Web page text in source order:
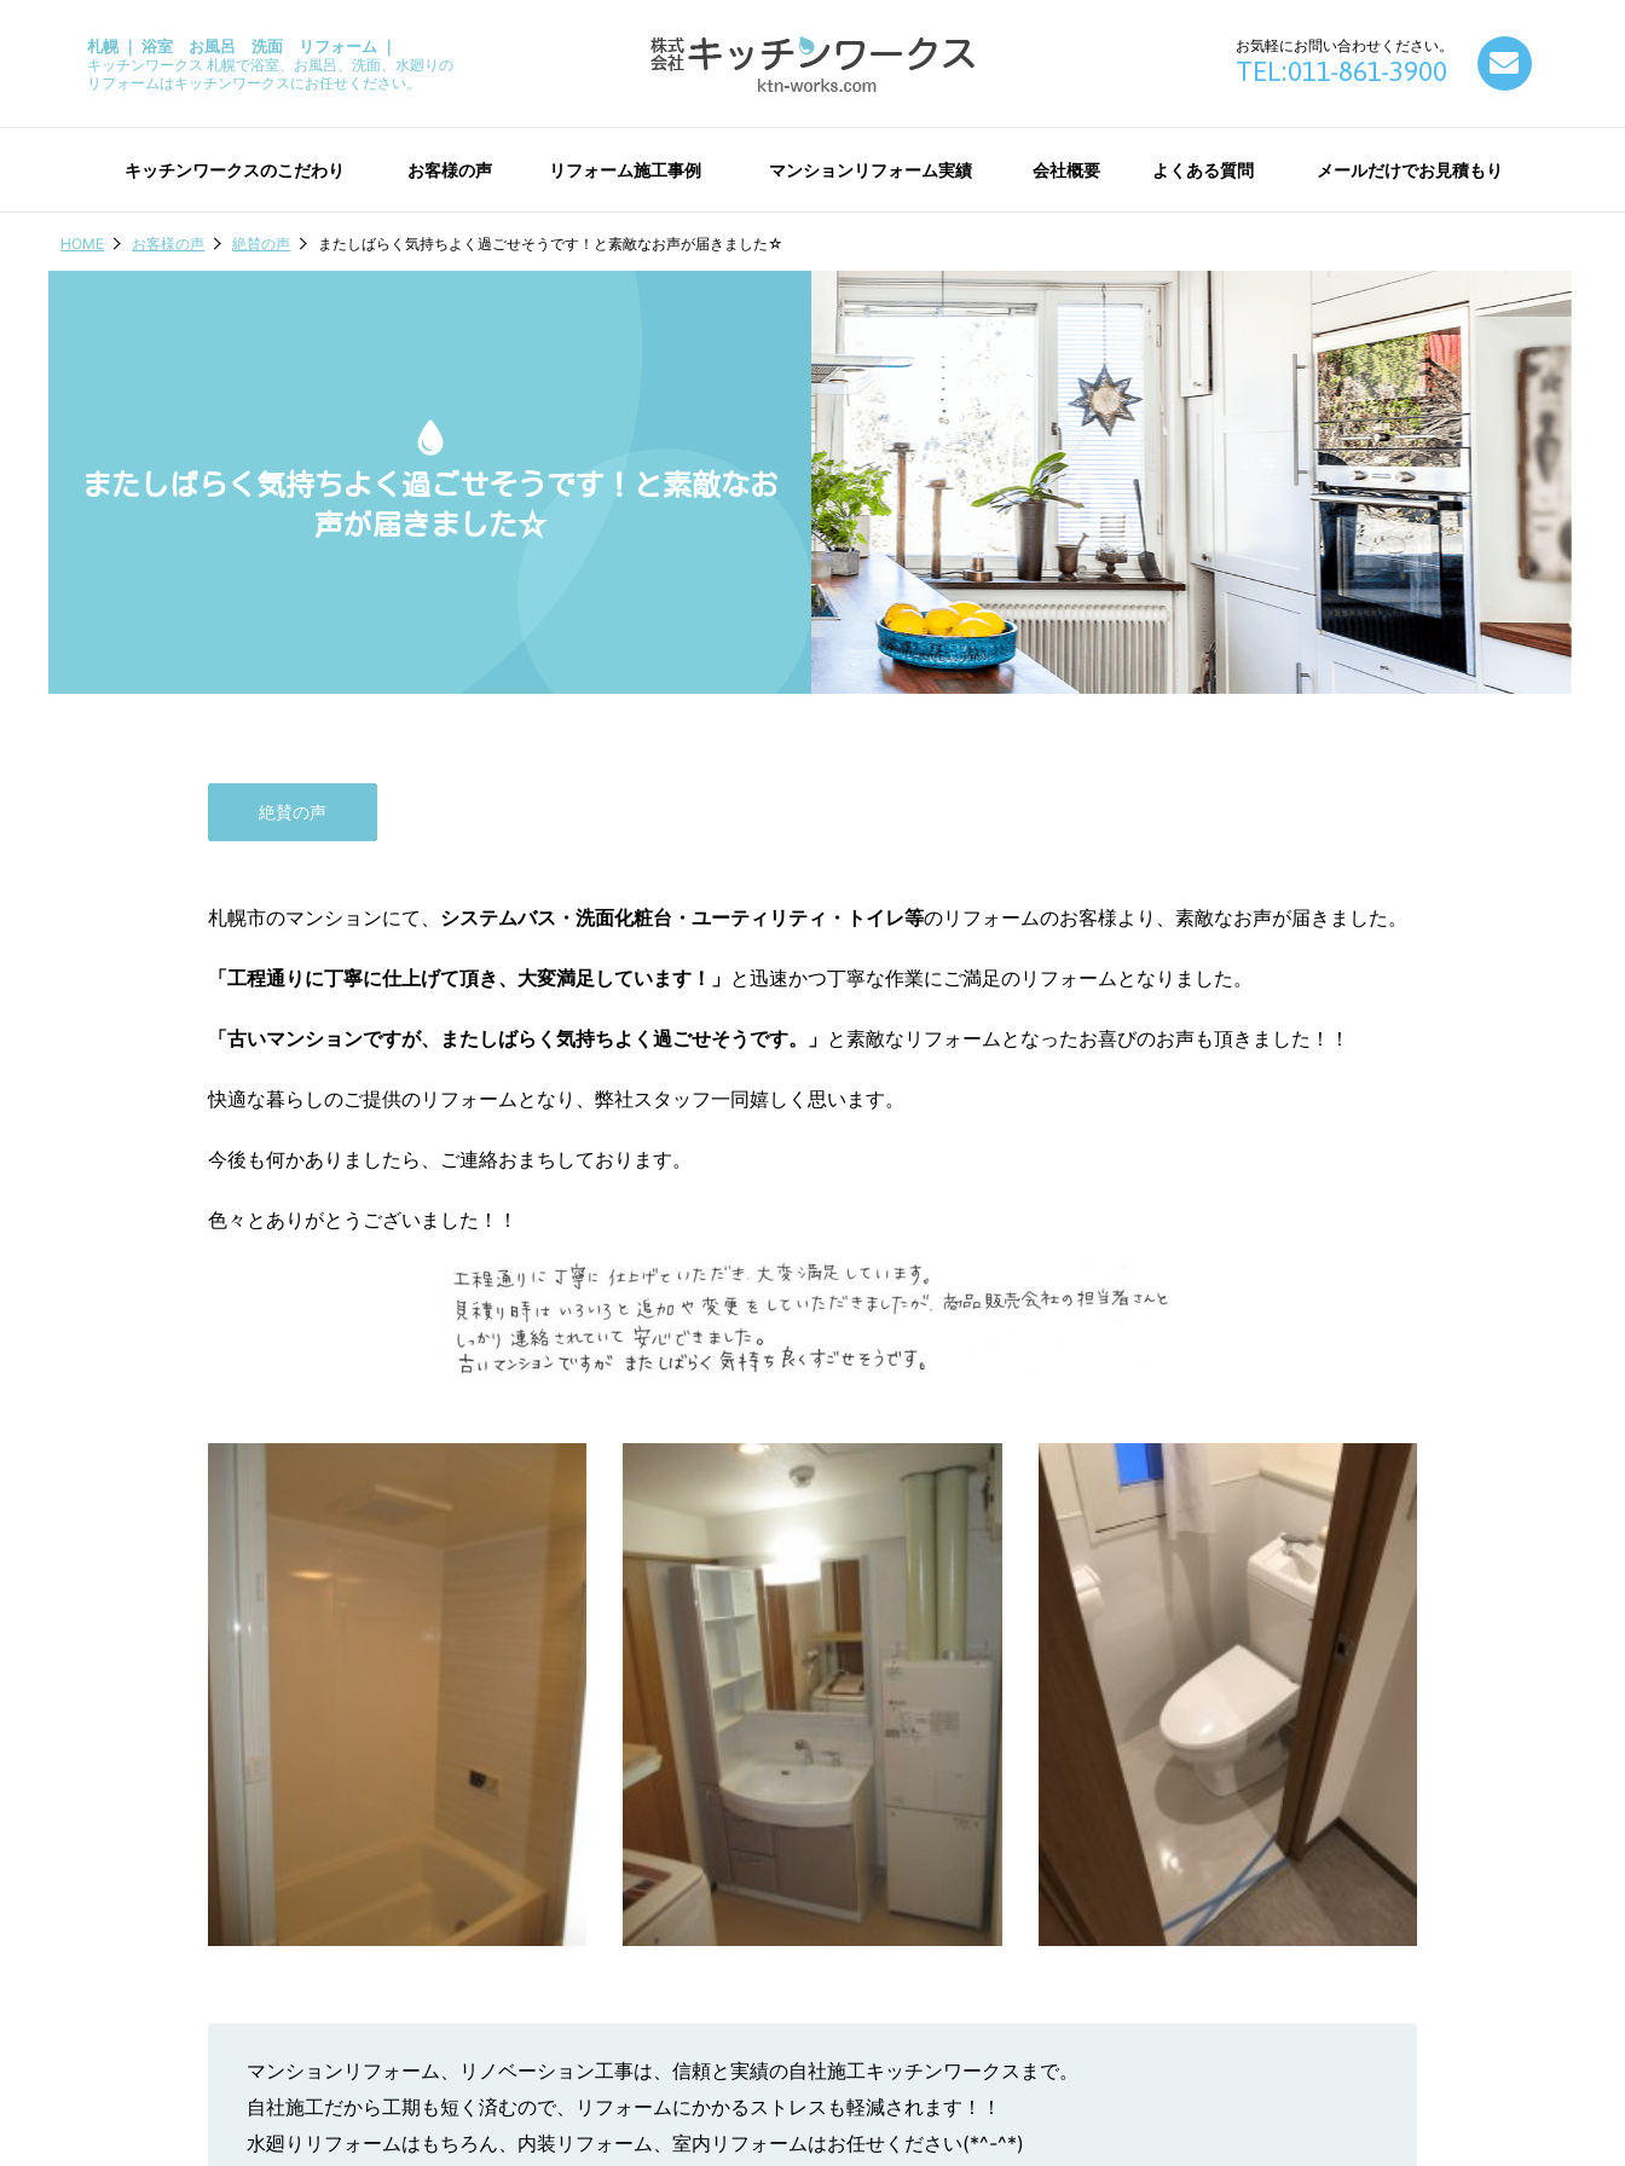
札幌 ｜ 浴室 お風呂 洗面 リフォーム ｜
キッチンワークス 札幌で浴室、お風呂、洗面、水廻りの
リフォームはキッチンワークスにお任せください。
お気軽にお問い合わせください。
TEL:011-861-3900
キッチンワークスのこだわり お客様の声 リフォーム施工事例 マンションリフォーム実績 会社概要 よくある質問 メールだけでお見積もり
HOME お客様の声 絶賛の声 またしばらく気持ちよく過ごせそうです！と素敵なお声が届きました☆
またしばらく気持ちよく過ごせそうです！と素敵なお
声が届きました☆
絶賛の声
札幌市のマンションにて、 システムバス・洗面化粧台・ユーティリティ・トイレ等のリフォームのお客様より、素敵なお声が届きました。
「工程通りに丁寧に仕上げて頂き、大変満足しています！」 と迅速かつ丁寧な作業にご満足のリフォームとなりました。
「古いマンションですが、またしばらく気持ちよく過ごせそうです。」 と素敵なリフォームとなったお喜びのお声も頂きました！！
快適な暮らしのご提供のリフォームとなり、弊社スタッフ一同嬉しく思います。
今後も何かありましたら、ご連絡おまちしております。
色々とありがとうございました！！
マンションリフォーム、リノベーション工事は、信頼と実績の自社施工キッチンワークスまで。
自社施工だから工期も短く済むので、リフォームにかかるストレスも軽減されます！！
水廻りリフォームはもちろん、内装リフォーム、室内リフォームはお任せください(*^-^*)